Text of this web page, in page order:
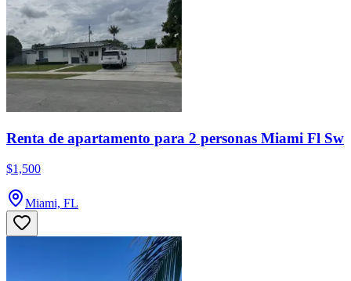
Renta de apartamento para 2 personas Miami Fl Sw
$1,500
Miami, FL